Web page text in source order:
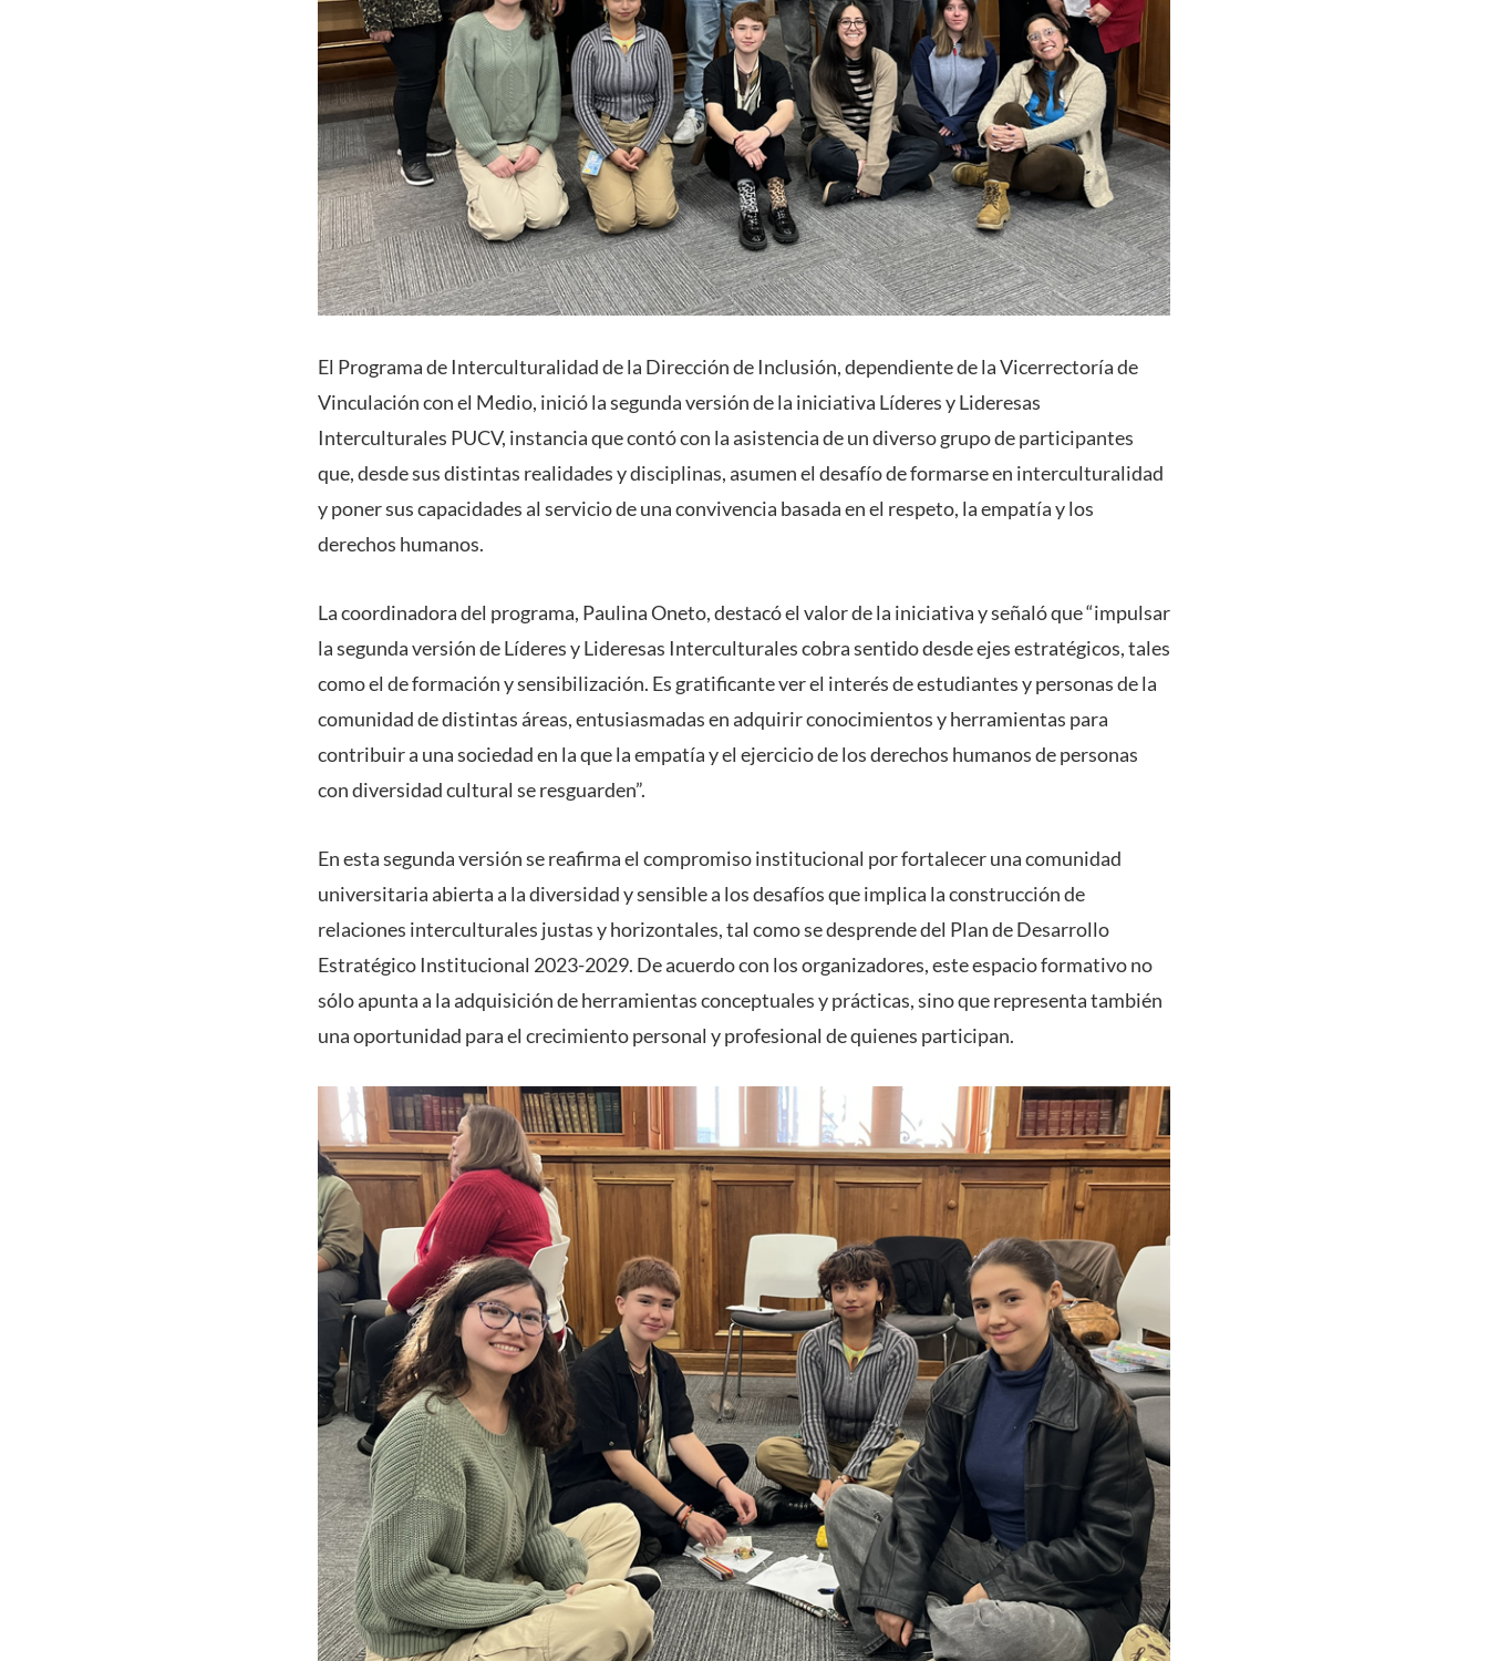
El Programa de Interculturalidad de la Dirección de Inclusión, dependiente de la Vicerrectoría de
Vinculación con el Medio, inició la segunda versión de la iniciativa Líderes y Lideresas
Interculturales PUCV, instancia que contó con la asistencia de un diverso grupo de participantes
que, desde sus distintas realidades y disciplinas, asumen el desafío de formarse en interculturalidad
y poner sus capacidades al servicio de una convivencia basada en el respeto, la empatía y los
derechos humanos.
La coordinadora del programa, Paulina Oneto, destacó el valor de la iniciativa y señaló que “impulsar
la segunda versión de Líderes y Lideresas Interculturales cobra sentido desde ejes estratégicos, tales
como el de formación y sensibilización. Es gratificante ver el interés de estudiantes y personas de la
comunidad de distintas áreas, entusiasmadas en adquirir conocimientos y herramientas para
contribuir a una sociedad en la que la empatía y el ejercicio de los derechos humanos de personas
con diversidad cultural se resguarden”.
En esta segunda versión se reafirma el compromiso institucional por fortalecer una comunidad
universitaria abierta a la diversidad y sensible a los desafíos que implica la construcción de
relaciones interculturales justas y horizontales, tal como se desprende del Plan de Desarrollo
Estratégico Institucional 2023-2029. De acuerdo con los organizadores, este espacio formativo no
sólo apunta a la adquisición de herramientas conceptuales y prácticas, sino que representa también
una oportunidad para el crecimiento personal y profesional de quienes participan.